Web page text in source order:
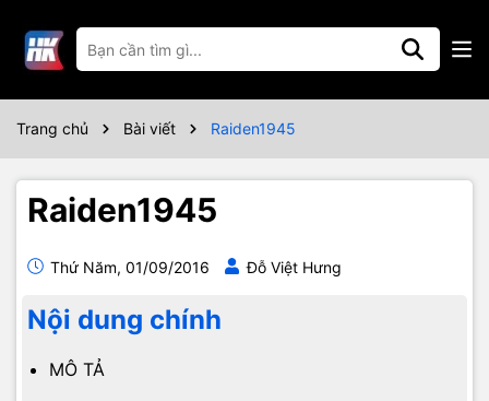
Trang chủ Bài viết Raiden1945
Raiden1945
Thứ Năm, 01/09/2016 Đỗ Việt Hưng
Nội dung chính
MÔ TẢ